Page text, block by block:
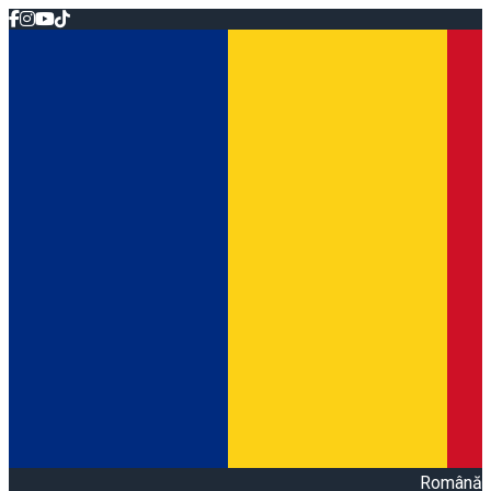
Română